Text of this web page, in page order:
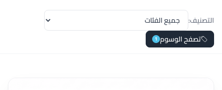
التصنيف:
تصفح الوسوم 1